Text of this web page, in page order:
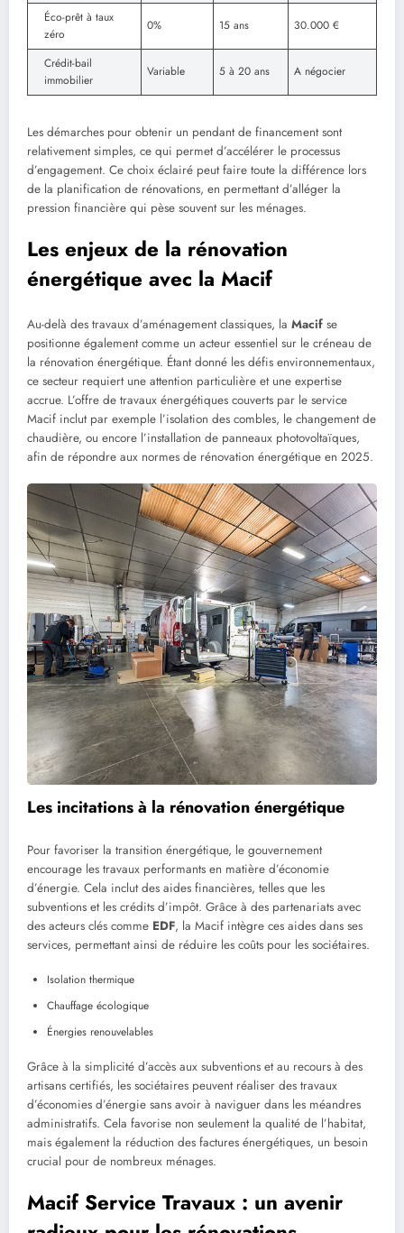
Éco-prêt à taux
zéro
0% 15 ans 30.000 €
Crédit-bail
immobilier
Variable 5 à 20 ans A négocier
Les démarches pour obtenir un pendant de financement sont
relativement simples, ce qui permet d’accélérer le processus
d’engagement. Ce choix éclairé peut faire toute la différence lors
de la planification de rénovations, en permettant d’alléger la
pression financière qui pèse souvent sur les ménages.
Les enjeux de la rénovation
énergétique avec la Macif
Au-delà des travaux d’aménagement classiques, la Macif se
positionne également comme un acteur essentiel sur le créneau de
la rénovation énergétique. Étant donné les défis environnementaux,
ce secteur requiert une attention particulière et une expertise
accrue. L’offre de travaux énergétiques couverts par le service
Macif inclut par exemple l’isolation des combles, le changement de
chaudière, ou encore l’installation de panneaux photovoltaïques,
afin de répondre aux normes de rénovation énergétique en 2025.
Les incitations à la rénovation énergétique
Pour favoriser la transition énergétique, le gouvernement
encourage les travaux performants en matière d’économie
d’énergie. Cela inclut des aides financières, telles que les
subventions et les crédits d’impôt. Grâce à des partenariats avec
des acteurs clés comme EDF, la Macif intègre ces aides dans ses
services, permettant ainsi de réduire les coûts pour les sociétaires.
Isolation thermique
Chauffage écologique
Énergies renouvelables
Grâce à la simplicité d’accès aux subventions et au recours à des
artisans certifiés, les sociétaires peuvent réaliser des travaux
d’économies d’énergie sans avoir à naviguer dans les méandres
administratifs. Cela favorise non seulement la qualité de l’habitat,
mais également la réduction des factures énergétiques, un besoin
crucial pour de nombreux ménages.
Macif Service Travaux : un avenir